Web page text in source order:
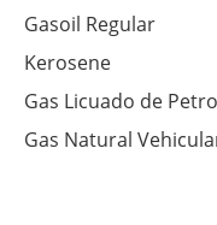
Gasoil Regular
Kerosene
Gas Licuado de
Gas Natural